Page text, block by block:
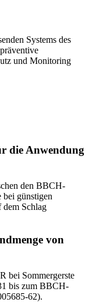
Systems des
und Monitoring
die Anwendung
den BBCH-
günstigen
dem Schlag
von
bei Sommergerste
bis zum BBCH-
62).